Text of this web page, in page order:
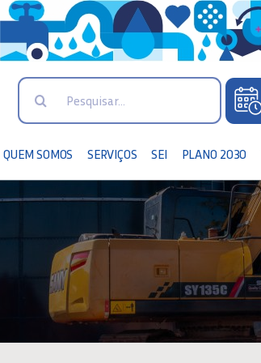
Search
QUEM SOMOS SERVIÇOS SEI PLANO 2030